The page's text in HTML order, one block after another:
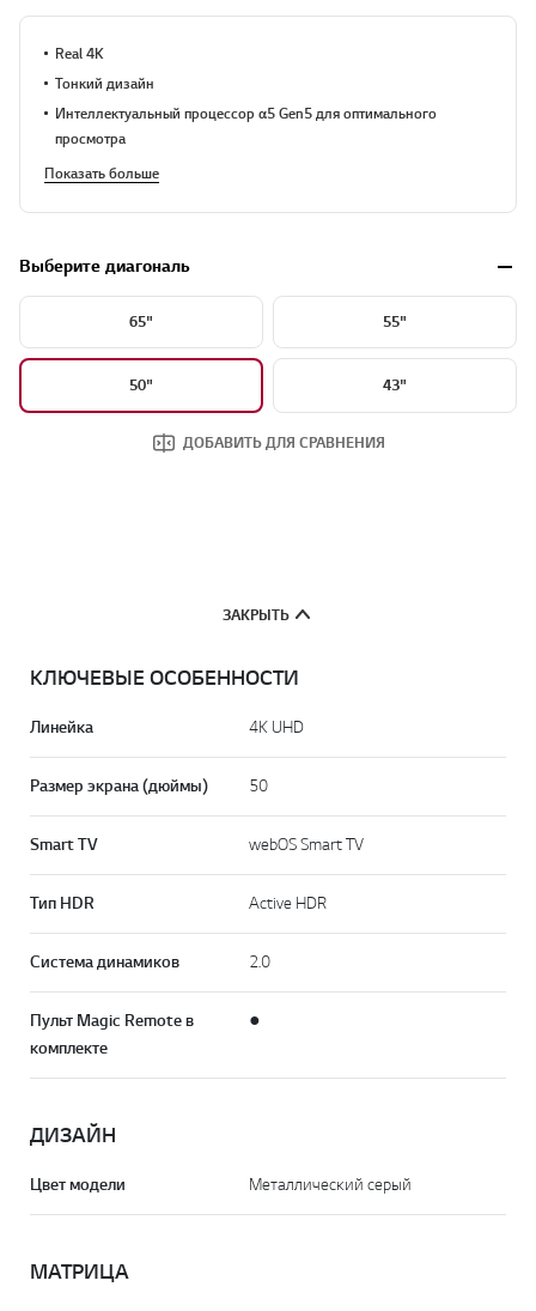
Real 4K
Тонкий дизайн
Интеллектуальный процессор α5 Gen5 для оптимального
просмотра
Показать больше
Выберите диагональ
65" 55"
50" 43"
ДОБАВИТЬ ДЛЯ СРАВНЕНИЯ
ЗАКРЫТЬ
КЛЮЧЕВЫЕ ОСОБЕННОСТИ
Линейка 4K UHD
Размер экрана (дюймы) 50
Smart TV webOS Smart TV
Тип HDR Active HDR
Система динамиков 2.0
Пульт Magic Remote в
комплекте
●
ДИЗАЙН
Цвет модели Металлический серый
МАТРИЦА